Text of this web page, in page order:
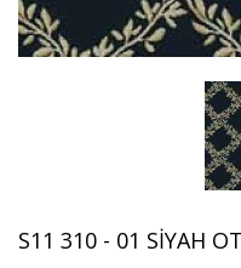
S11 310 - 01 SIYAH